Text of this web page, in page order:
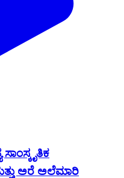
ಅರೆ ಅಲೆಮಾರಿ